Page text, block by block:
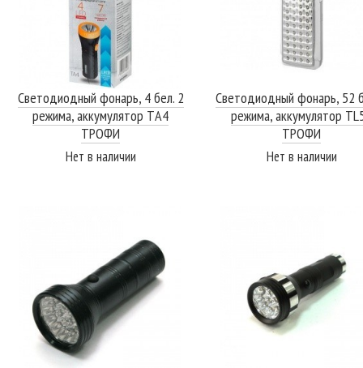
Светодиодный фонарь, 4 бел. 2
режима, аккумулятор TА4
ТРОФИ
Нет в наличии
Светодиодный фонарь, 52
режима, аккумулятор
ТРОФИ
Нет в наличии